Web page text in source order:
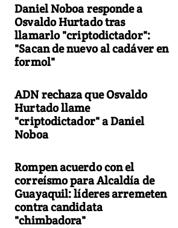
Daniel Noboa responde a
Osvaldo Hurtado tras
llamarlo "criptodictador":
"Sacan de nuevo al cadáver en
formol"
ADN rechaza que Osvaldo
Hurtado llame
"criptodictador" a Daniel
Noboa
Rompen acuerdo con el
correísmo para Alcaldía de
Guayaquil: líderes arremeten
contra candidata
"chimbadora"